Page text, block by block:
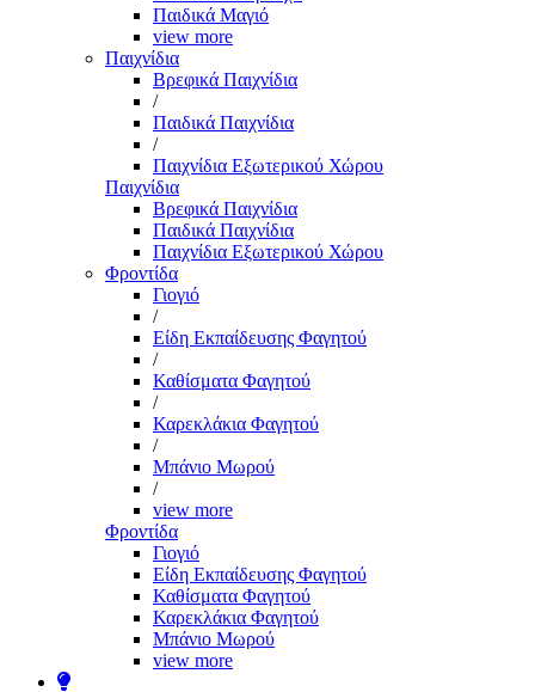
Παιδικά Μαγιό
view more
Παιχνίδια
Βρεφικά Παιχνίδια
/
Παιδικά Παιχνίδια
/
Παιχνίδια Εξωτερικού Χώρου
Παιχνίδια
Βρεφικά Παιχνίδια
Παιδικά Παιχνίδια
Παιχνίδια Εξωτερικού Χώρου
Φροντίδα
Γιογιό
/
Είδη Εκπαίδευσης Φαγητού
/
Καθίσματα Φαγητού
/
Καρεκλάκια Φαγητού
/
Μπάνιο Μωρού
/
view more
Φροντίδα
Γιογιό
Είδη Εκπαίδευσης Φαγητού
Καθίσματα Φαγητού
Καρεκλάκια Φαγητού
Μπάνιο Μωρού
view more